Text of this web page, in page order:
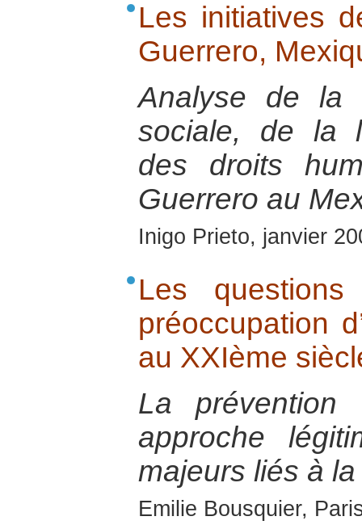
Les initiatives
Guerrero,
Analyse de la
sociale, de la
des droits
Guerrero au
Inigo Prieto, janvier
Les
préoccupation
au XXIème
La prévention
approche
majeurs liés à
Emilie Bousquier,